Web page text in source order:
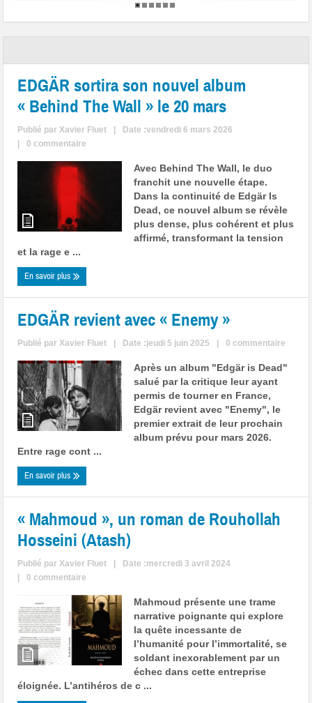
EDGÄR sortira son nouvel album
« Behind The Wall » le 20 mars
Publié parXavier Fluet
Date :vendredi 6 mars 2026
0 commentaire
Avec Behind The Wall, le duo
franchit une nouvelle étape.
Dans la continuité de Edgär Is
Dead, ce nouvel album se révèle
plus dense, plus cohérent et plus
affirmé, transformant la tension
et la rage e ...
En savoir plus
EDGÄR revient avec « Enemy »
Publié parXavier Fluet Date :jeudi 5 juin 2025 0 commentaire
Après un album "Edgär is Dead"
salué par la critique leur ayant
permis de tourner en France,
Edgär revient avec "Enemy", le
premier extrait de leur prochain
album prévu pour mars 2026.
Entre rage cont ...
En savoir plus
« Mahmoud », un roman de Rouhollah
Hosseini (Atash)
Publié parXavier Fluet
Date :mercredi 3 avril 2024
0 commentaire
Mahmoud présente une trame
narrative poignante qui explore
la quête incessante de
l’humanité pour l’immortalité, se
soldant inexorablement par un
échec dans cette entreprise
éloignée. L’antihéros de c ...